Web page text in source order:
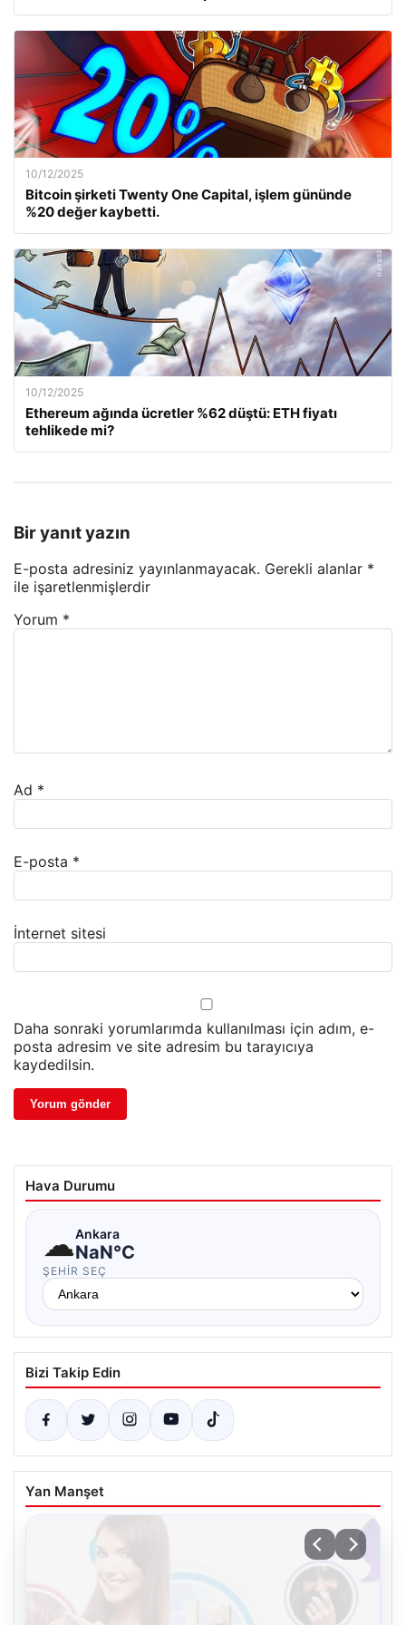
10/12/2025
Bitcoin şirketi Twenty One Capital, işlem gününde
%20 değer kaybetti.
10/12/2025
Ethereum ağında ücretler %62 düştü: ETH fiyatı
tehlikede mi?
Bir yanıt yazın
E-posta adresiniz yayınlanmayacak. Gerekli alanlar *
ile işaretlenmişlerdir
Yorum *
Ad *
E-posta *
İnternet sitesi
Daha sonraki yorumlarımda kullanılması için adım, e-
posta adresim ve site adresim bu tarayıcıya
kaydedilsin.
Hava Durumu
☁Ankara
NaN°C
ŞEHIR SEÇ
Bizi Takip Edin
Yan Manşet